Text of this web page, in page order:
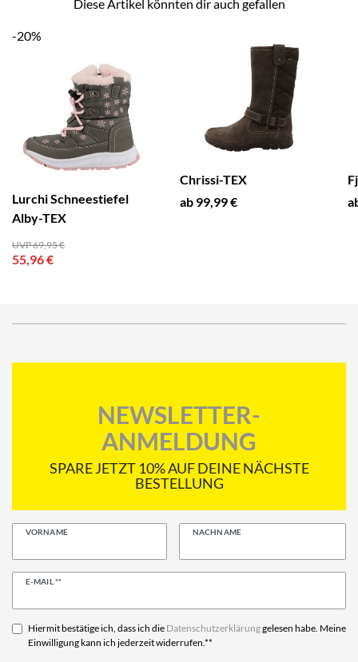
Diese Artikel könnten dir auch gefallen
-20%
Lurchi Schneestiefel
Alby-TEX
UVP 69,95 €
55,96 €
Chrissi-TEX
ab 99,99 €
NEWSLETTER-
ANMELDUNG
SPARE JETZT 10% AUF DEINE NÄCHSTE
BESTELLUNG
VORNAME NACHNAME
E-MAIL **
Newsletter
Hiermit bestätige ich, dass ich die Daten­schutz­erklärunggelesen habe. Meine
Einwilligung kann ich jederzeit widerrufen.**